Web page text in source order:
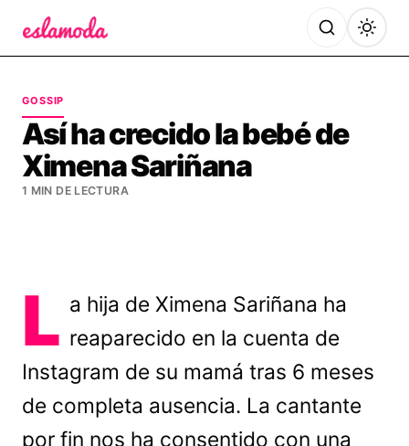
GOSSIP
Así ha crecido la bebé de
Ximena Sariñana
1 MIN DE LECTURA
L a hija de Ximena Sariñana ha
reaparecido en la cuenta de
Instagram de su mamá tras 6 meses
de completa ausencia. La cantante
por fin nos ha consentido con una